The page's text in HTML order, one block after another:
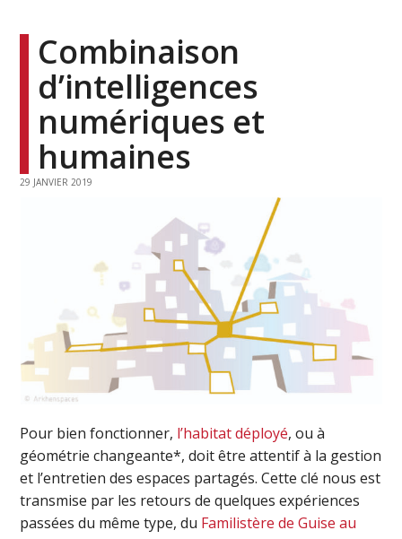
Combinaison
d’intelligences
numériques et
humaines
29 JANVIER 2019
Pour bien fonctionner, l’habitat déployé, ou à
géométrie changeante*, doit être attentif à la gestion
et l’entretien des espaces partagés. Cette clé nous est
transmise par les retours de quelques expériences
passées du même type, du Familistère de Guise au